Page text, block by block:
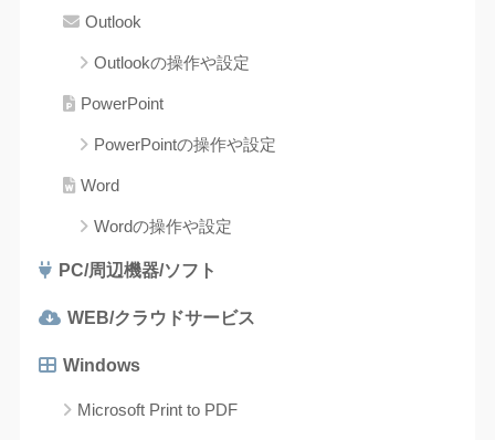
Outlook
Outlookの操作や設定
PowerPoint
PowerPointの操作や設定
Word
Wordの操作や設定
PC/周辺機器/ソフト
WEB/クラウドサービス
Windows
Microsoft Print to PDF